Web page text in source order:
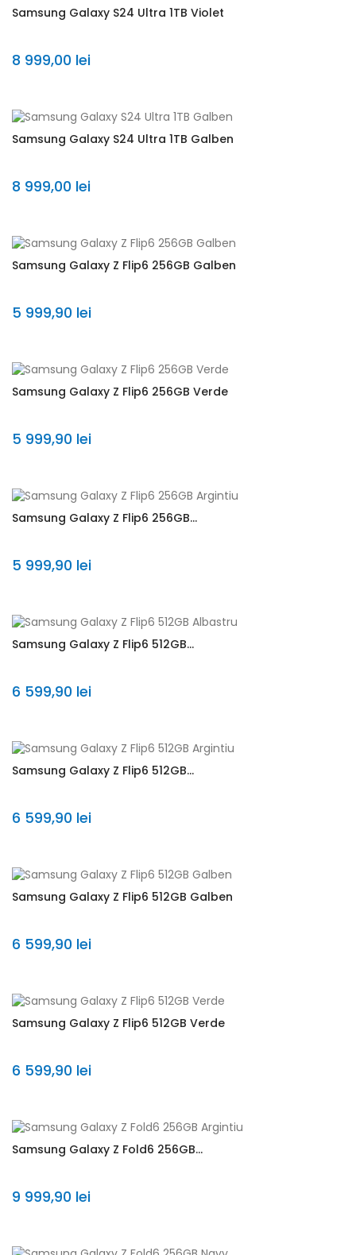
Samsung Galaxy S24 Ultra 1TB Violet
8 999,00 lei
Samsung Galaxy S24 Ultra 1TB Galben
8 999,00 lei
Samsung Galaxy Z Flip6 256GB Galben
5 999,90 lei
Samsung Galaxy Z Flip6 256GB Verde
5 999,90 lei
Samsung Galaxy Z Flip6 256GB...
5 999,90 lei
Samsung Galaxy Z Flip6 512GB...
6 599,90 lei
Samsung Galaxy Z Flip6 512GB...
6 599,90 lei
Samsung Galaxy Z Flip6 512GB Galben
6 599,90 lei
Samsung Galaxy Z Flip6 512GB Verde
6 599,90 lei
Samsung Galaxy Z Fold6 256GB...
9 999,90 lei